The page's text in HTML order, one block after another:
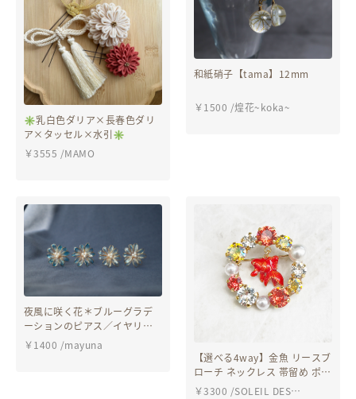
✳︎乳白色ダリア×長春色ダリ
ア×タッセル×水引✳︎
￥3555 /MAMO
和紙硝子【tama】12mm
￥1500 /煌花~koka~
夜風に咲く花＊ブルーグラデ
ーションのピアス／イヤリン
グ
￥1400 /mayuna
【選べる4way】金魚 リースブ
ローチ ネックレス 帯留め ポニ
ーフック
￥3300 /SOLEIL DES